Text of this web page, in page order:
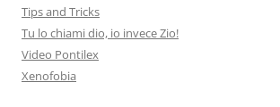
Tips and Tricks
Tu lo chiami dio, io invece Zio!
Video Pontilex
Xenofobia